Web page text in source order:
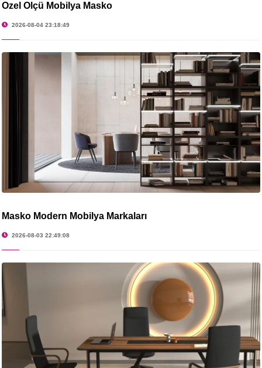
Özel Ölçü Mobilya Masko
2026-08-04 23:18:49
Masko Modern Mobilya Markaları
2026-08-03 22:49:08